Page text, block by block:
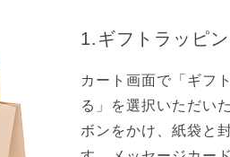
能なクレジットカード】
1.ギフトラッピ
カート画面で「ギフ
る」を選択いただい
ボンをかけ、紙袋と